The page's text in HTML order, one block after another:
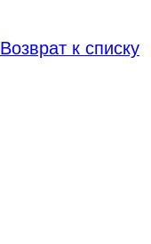
Возврат к списку